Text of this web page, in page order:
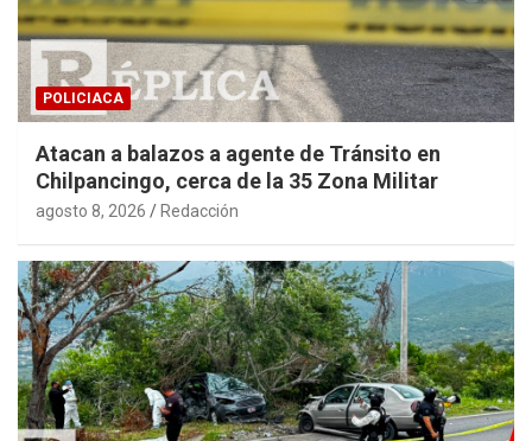
POLICIACA
Atacan a balazos a agente de Tránsito en
Chilpancingo, cerca de la 35 Zona Militar
agosto 8, 2026 Redacción